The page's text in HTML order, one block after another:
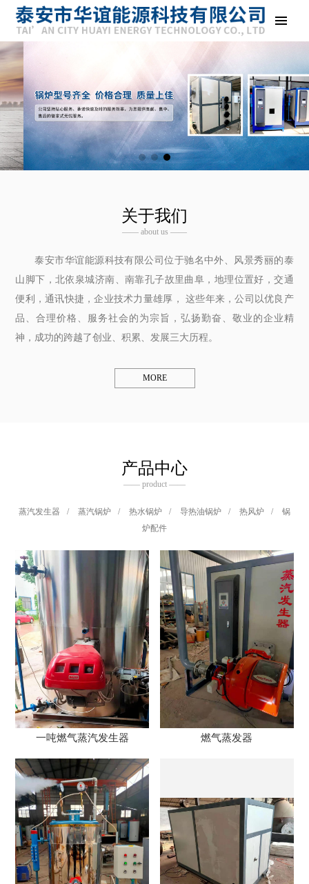
关于我们
—— about us ——
泰安市华谊能源科技有限公司位于驰名中外、风景秀丽的泰
山脚下，北依泉城济南、南靠孔子故里曲阜，地理位置好，交通
便利，通讯快捷，企业技术力量雄厚， 这些年来，公司以优良产
品、合理价格、服务社会的为宗旨，弘扬勤奋、敬业的企业精
神，成功的跨越了创业、积累、发展三大历程。
MORE
产品中心
—— product ——
蒸汽发生器 / 蒸汽锅炉 / 热水锅炉 / 导热油锅炉 / 热风炉 /
锅
炉配件
一吨燃气蒸汽发生器 燃气蒸发器